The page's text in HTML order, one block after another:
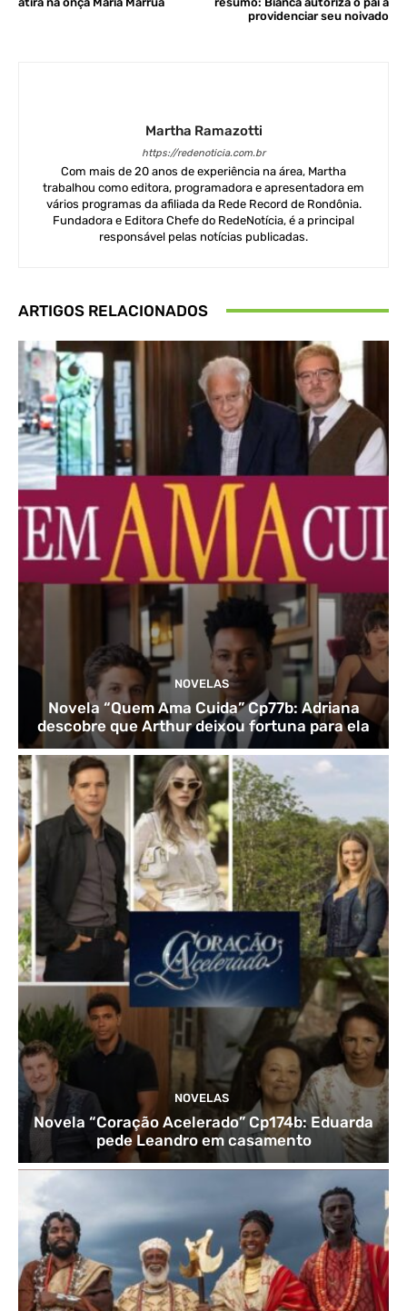
providenciar seu noivado
Martha Ramazotti
https://redenoticia.com.br
Com mais de 20 anos de experiência na área, Martha
trabalhou como editora, programadora e apresentadora em
vários programas da afiliada da Rede Record de Rondônia.
Fundadora e Editora Chefe do RedeNotícia, é a principal
responsável pelas notícias publicadas.
ARTIGOS RELACIONADOS
NOVELAS
Novela “Quem Ama Cuida” Cp77b: Adriana
descobre que Arthur deixou fortuna para ela
NOVELAS
Novela “Coração Acelerado” Cp174b: Eduarda
pede Leandro em casamento